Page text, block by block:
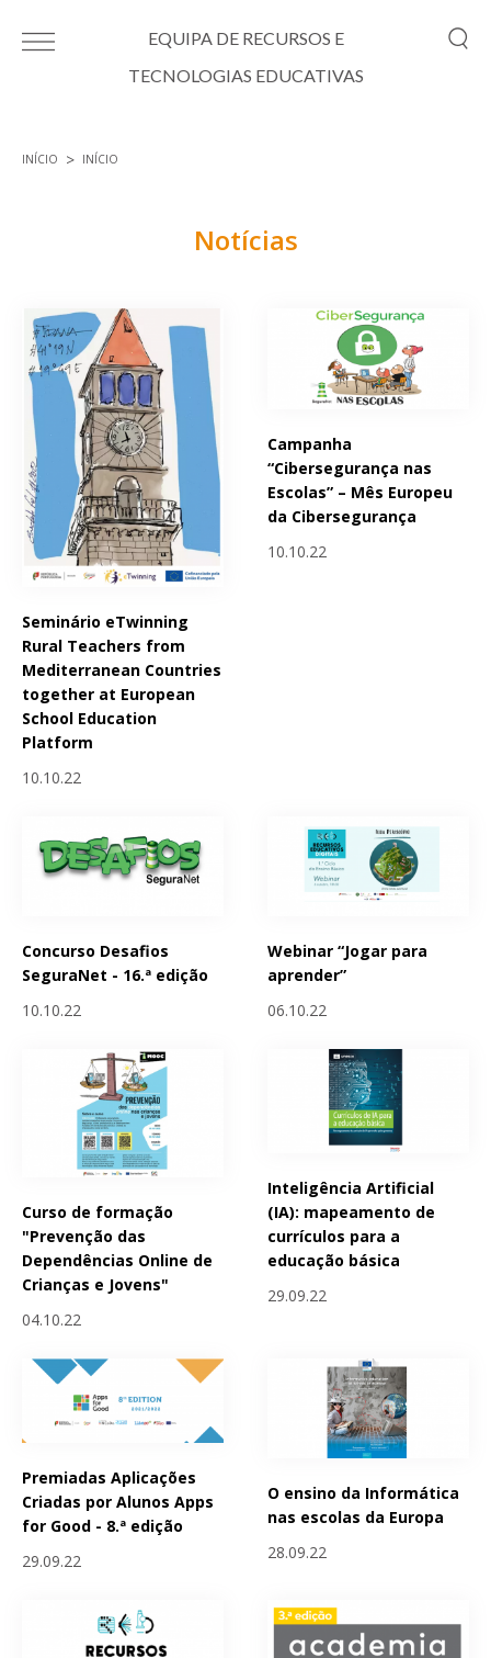
EQUIPA DE RECURSOS E
TECNOLOGIAS EDUCATIVAS
INÍCIO INÍCIO
Notícias
Seminário eTwinning
Rural Teachers from
Mediterranean Countries
together at European
School Education
Platform
10.10.22
Campanha
“Cibersegurança nas
Escolas” – Mês Europeu
da Cibersegurança
10.10.22
Concurso Desafios
SeguraNet - 16.ª edição
10.10.22
Webinar “Jogar para
aprender”
06.10.22
Curso de formação
"Prevenção das
Dependências Online de
Crianças e Jovens"
04.10.22
Inteligência Artificial
(IA): mapeamento de
currículos para a
educação básica
29.09.22
Premiadas Aplicações
Criadas por Alunos Apps
for Good - 8.ª edição
29.09.22
O ensino da Informática
nas escolas da Europa
28.09.22
Páginas